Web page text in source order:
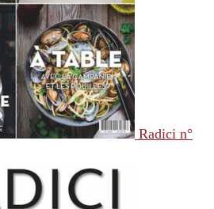
Radici n°